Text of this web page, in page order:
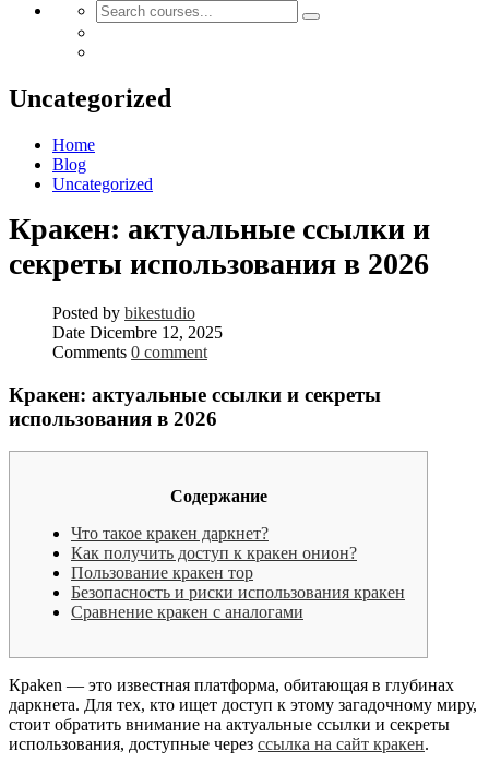
Uncategorized
Home
Blog
Uncategorized
Кракен: актуальные ссылки и
секреты использования в 2026
Posted by bikestudio
Date Dicembre 12, 2025
Comments 0 comment
Кракен: актуальные ссылки и секреты
использования в 2026
Содержание
Что такое кракен даркнет?
Как получить доступ к кракен онион?
Пользование кракен тор
Безопасность и риски использования кракен
Сравнение кракен с аналогами
Краken — это известная платформа, обитающая в глубинах
даркнета. Для тех, кто ищет доступ к этому загадочному миру,
стоит обратить внимание на актуальные ссылки и секреты
использования, доступные через ссылка на сайт кракен.